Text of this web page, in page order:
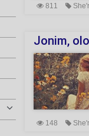
811 She'r
Jonim,
148 She'r